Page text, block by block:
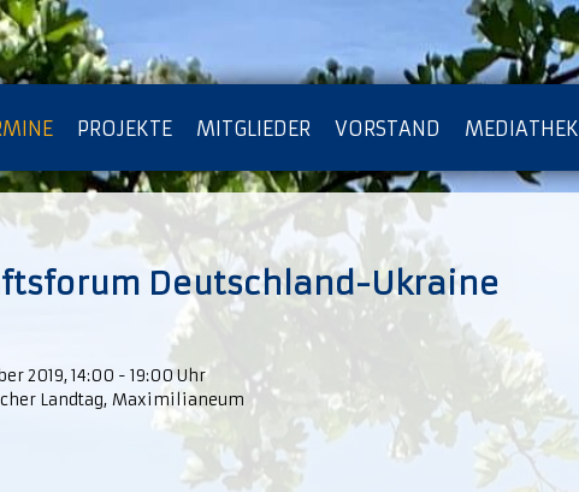
PROJEKTE MITGLIEDER VORSTAND MEDIATHEK
DATENSCHUTZ ARCHIV
Deutschland-Ukraine
2019, 14:00 - 19:00 Uhr
Landtag, Maximilianeum